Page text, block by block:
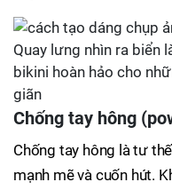
Quay lưng nhìn ra biển
bikini hoàn hảo cho
giãn
Chống tay hông
Chống tay hông là tư
mạnh mẽ và cuốn hút.